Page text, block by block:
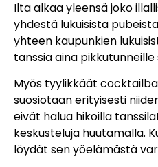
Ilta alkaa yleensä joko
yhdestä lukuisista
yhteen kaupunkien
tanssia aina pikkutunneille
Myös tyylikkäät
suosiotaan erityisesti
eivät halua hikoilla
keskusteluja huutamalla.
löydät sen yöelämästä